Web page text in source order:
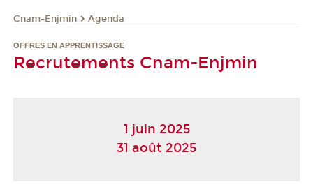
Cnam-Enjmin Agenda
OFFRES EN APPRENTISSAGE
Recrutements Cnam-Enjmin
1 juin 2025
31 août 2025